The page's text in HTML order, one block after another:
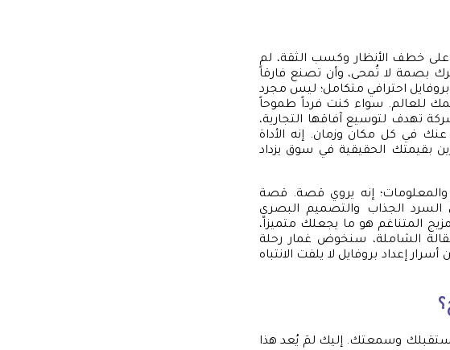
على خطف الأنظار وكسب الثقة، لم
بصمة لا تُمحى، وأن تصنع فارقاً
احترافي متكامل؛ ليس مجرد
للعالم. سواء كنت فرداً طموحاً
تهدف لتوسيع آفاقها التجارية،
في كل مكان وزمان. إنه الأداة
بقيمتك الحقيقية في سوق يزداد
والمعلومات؛ إنه يروي قصة. قصة
الجذاب والتصميم البصري
المتناغم هو ما يجعلك متميزاً،
الشاملة، سنخوض غمار رحلة
إعداد بروفايل لا يلفت الانتباه
وسمعتك. إليك لمَ يُعد هذا